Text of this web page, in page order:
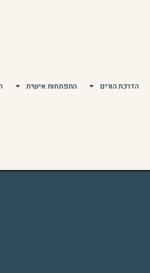
הדרכת הורים התפתחות אישית